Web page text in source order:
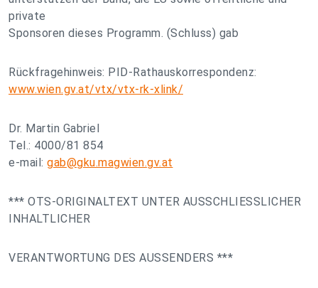
private
Sponsoren dieses Programm. (Schluss) gab
Rückfragehinweis: PID-Rathauskorrespondenz:
www.wien.gv.at/vtx/vtx-rk-xlink/
Dr. Martin Gabriel
Tel.: 4000/81 854
e-mail: gab@gku.magwien.gv.at
*** OTS-ORIGINALTEXT UNTER AUSSCHLIESSLICHER
INHALTLICHER
VERANTWORTUNG DES AUSSENDERS ***